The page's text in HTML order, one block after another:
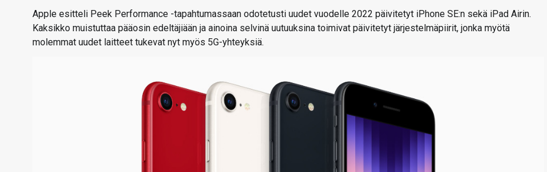
Apple esitteli Peek Performance -tapahtumassaan odotetusti uudet vuodelle 2022 päivitetyt iPhone SE:n sekä iPad Airin.
Kaksikko muistuttaa pääosin edeltäjiään ja ainoina selvinä uutuuksina toimivat päivitetyt järjestelmäpiirit, jonka myötä
molemmat uudet laitteet tukevat nyt myös 5G-yhteyksiä.